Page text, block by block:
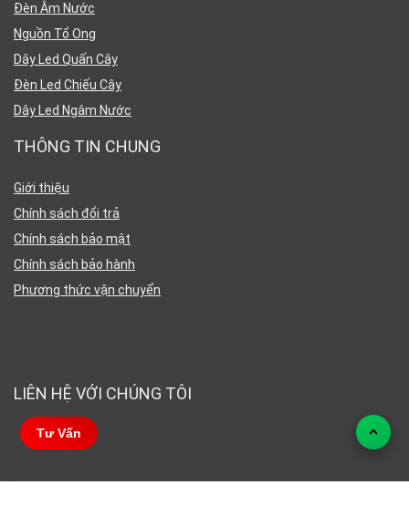
Đèn Âm Nước
Nguồn Tổ Ong
Dây Led Quấn Cây
Đèn Led Chiếu Cây
Dây Led Ngâm Nước
THÔNG TIN CHUNG
Giới thiệu
Chính sách đổi trả
Chính sách bảo mật
Chính sách bảo hành
Phương thức vận chuyển
LIÊN HỆ VỚI CHÚNG TÔI
Tư Vấn